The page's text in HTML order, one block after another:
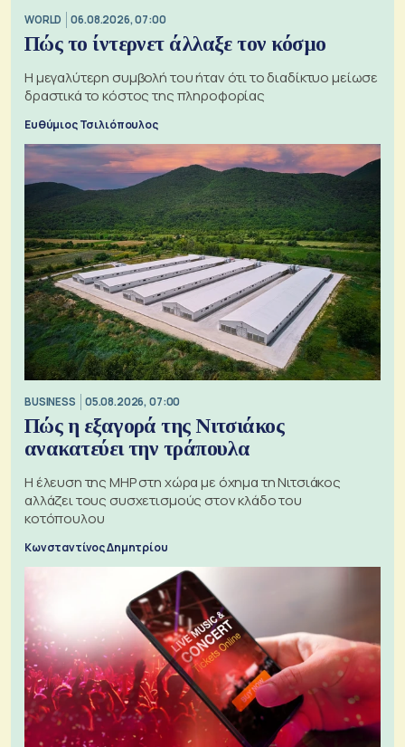
WORLD 06.08.2026, 07:00
Πώς το ίντερνετ άλλαξε τον κόσμο
Η μεγαλύτερη συμβολή του ήταν ότι το διαδίκτυο μείωσε
δραστικά το κόστος της πληροφορίας
Ευθύμιος Τσιλιόπουλος
BUSINESS 05.08.2026, 07:00
Πώς η εξαγορά της Νιτσιάκος
ανακατεύει την τράπουλα
H έλευση της MHP στη χώρα με όχημα τη Νιτσιάκος
αλλάζει τους συσχετισμούς στον κλάδο του
κοτόπουλου
Κωνσταντίνος Δημητρίου